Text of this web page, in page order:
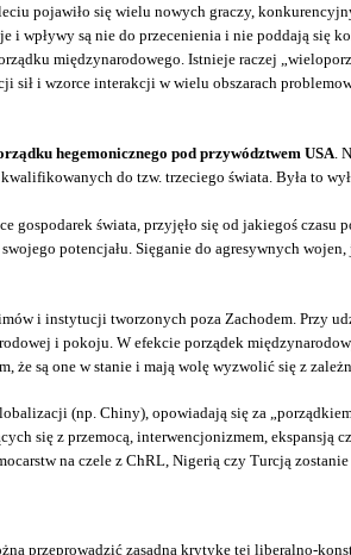
pojawiło się wielu nowych graczy,
wpływy są nie do przecenienia i nie poddają się
międzynarodowego. Istnieje raczej
sił i wzorce interakcji w wielu obszarach
hegemonicznego pod przywództwem USA .
do tzw. trzeciego świata. Była to
świata, przyjęło się od jakiegoś
potencjału. Sięganie do agresywnych
i instytucji tworzonych poza Zachodem. Przy
i pokoju. W efekcie porządek
są one w stanie i mają wolę wyzwolić się z
(np. Chiny), opowiadają się za
się z przemocą, interwencjonizmem,
na czele z ChRL, Nigerią czy Turcją
przeprowadzić zasadną krytykę tej liberalno-